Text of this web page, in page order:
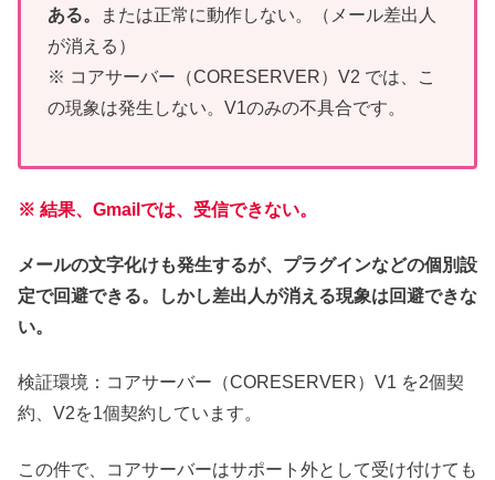
ある。
または正常に動作しない。（メール差出人
が消える）
※ コアサーバー（CORESERVER）V2 では、こ
の現象は発生しない。V1のみの不具合です。
※ 結果、Gmailでは、受信できない。
メールの文字化けも発生するが、プラグインなどの個別設
定で回避できる。しかし差出人が消える現象は回避できな
い。
検証環境：コアサーバー（CORESERVER）V1 を2個契
約、V2を1個契約しています。
この件で、コアサーバーはサポート外として受け付けても